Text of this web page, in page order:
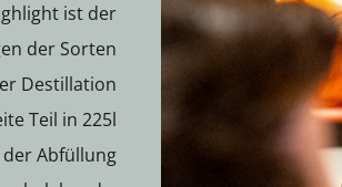
ist der
der Sorten
Destillation
Teil in 225l
Abfüllung